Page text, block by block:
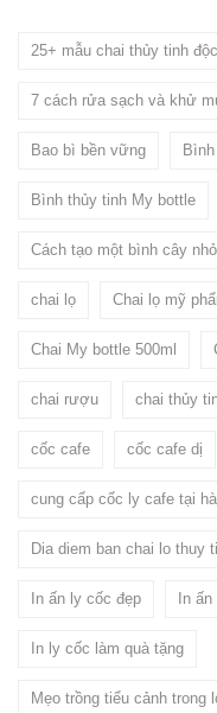
25+ mẫu chai thủy tinh
7 cách rửa sạch và khử
Bao bì bền vững
Bình thủy tinh My bottle
Cách tạo một bình cây
chai lọ Chai lọ mỹ
Chai My bottle 500ml
chai rượu chai thủy
cốc cafe cốc cafe dị
cung cấp cốc ly cafe tại
Dia diem ban chai lo thuy
In ấn ly cốc đẹp In
In ly cốc làm quà tặng
Mẹo trồng tiểu cảnh